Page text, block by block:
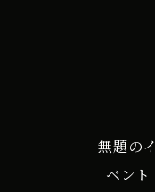
無題のイ
ベント